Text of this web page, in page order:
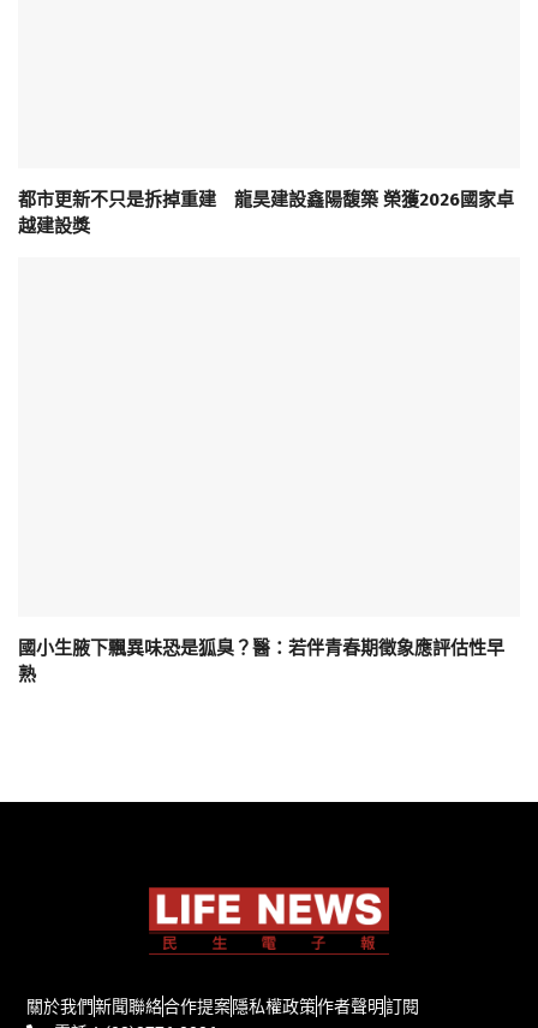
都市更新不只是拆掉重建 龍昊建設鑫陽馥築 榮獲2026國家卓
越建設獎
國小生腋下飄異味恐是狐臭？醫：若伴青春期徵象應評估性早
熟
關於我們新聞聯絡合作提案隱私權政策作者聲明訂閱